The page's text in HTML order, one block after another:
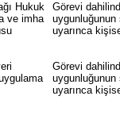
Hukuk
ve imha
Görevi
uygunluğunun
uyarınca
Görevi
uygunluğunun
uyarınca